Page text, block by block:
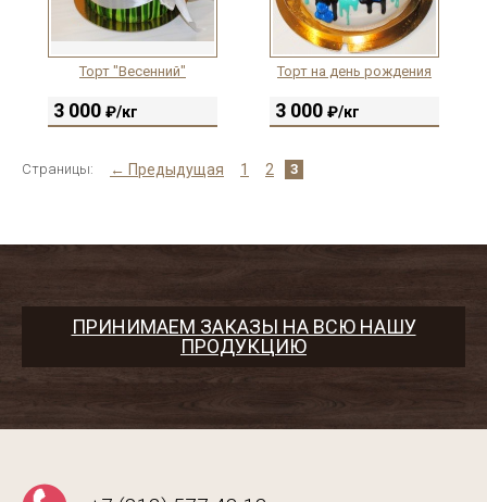
Торт "Весенний"
3 000 ₽/кг
Торт на день рождения
3 000 ₽/кг
Страницы: ← Предыдущая 1 2 3
ПРИНИМАЕМ ЗАКАЗЫ НА ВСЮ НАШУ
ПРОДУКЦИЮ